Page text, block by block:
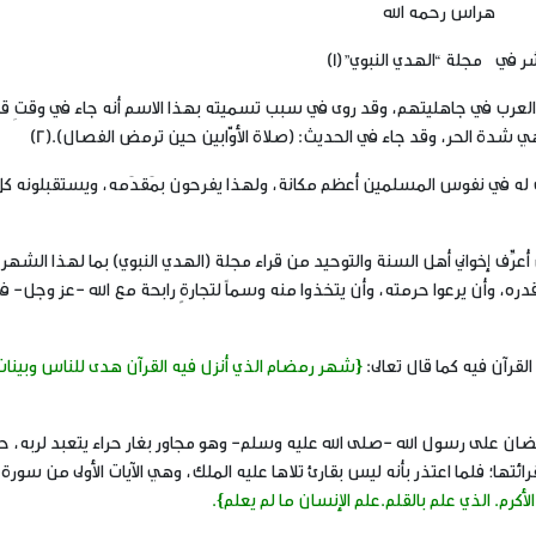
هراس رحمه الله
في مجلة “الهدي النبوي”(1)
جاهليتهم، وقد روى في سبب تسميته بهذا الاسم أنه جاء في وقتِ
شدة الحر، وقد جاء في الحديث:(صلاة الأوّابين حين ترمض الفصال).(2)
في نفوس المسلمين أعظم مكانة، ولهذا يفرحون بمَقدَمه، ويستقبلونه
أهل السنة والتوحيد من قراء مجلة (الهدي النبوي) بما لهذا
وأن يرعوا حرمته، وأن يتخذوا منه وسماً لتجارةٍ رابحة مع الله -عز وجل-
{شهر رمضام الذي أنزل فيه القرآن هدى للناس
على رسول الله -صلى الله عليه وسلم- وهو مجاور بغار حراء يتعبد لربه،
فلما اعتذر بأنه ليس بقارئ تلاها عليه الملك، وهي الآيات الأولى من
الذي علم بالقلم.علم الإنسان ما لم يعلم}.